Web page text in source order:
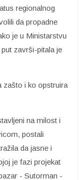
regionalnog
da propadne
je u Ministarstvu
završi-pitala je
zašto i ko opstruira
na milost i
postali
da jasne i
je fazi projekat
- Sutorman -